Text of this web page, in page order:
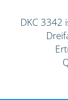
DKC 3342